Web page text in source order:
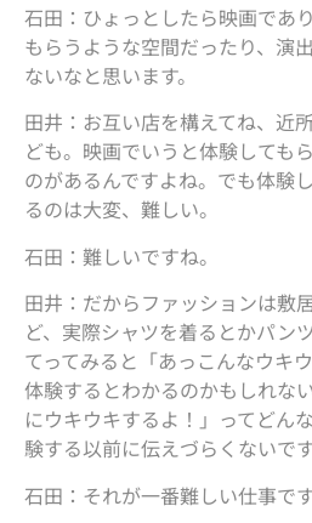
石田：ひょっとしたら映画であ
もらうような空間だったり、演
ないなと思います。
田井：お互い店を構えてね、近
ども。映画でいうと体験しても
のがあるんですよね。でも体験
るのは大変、難しい。
石田：難しいですね。
田井：だからファッションは敷
ど、実際シャツを着るとかパン
てってみると「あっこんなウキ
体験するとわかるのかもしれな
にウキウキするよ！」ってどん
験する以前に伝えづらくないで
石田：それが一番難しい仕事です